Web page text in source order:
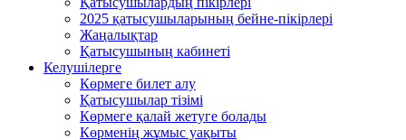
2025 қатысушыларының бейне-пікірлері
Жаңалықтар
Қатысушының кабинеті
Келушілерге
Көрмеге билет алу
Қатысушылар тізімі
Көрмеге қалай жетуге болады
Көрменің жұмыс уақыты